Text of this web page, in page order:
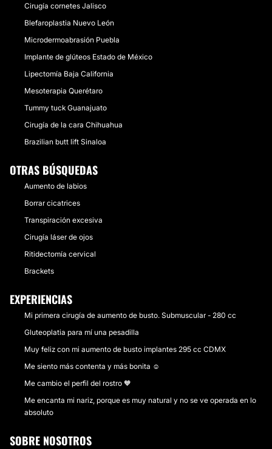
Cirugía cornetes Jalisco
Blefaroplastia Nuevo León
Microdermoabrasión Puebla
Implante de glúteos Estado de México
Lipectomía Baja California
Mesoterapia Querétaro
Tummy tuck Guanajuato
Cirugía de la cara Chihuahua
Brazilian butt lift Sinaloa
OTRAS BÚSQUEDAS
Aumento de labios
Borrar cicatrices
Transpiración excesiva
Cirugía láser de ojos
Ritidectomía cervical
Brackets
EXPERIENCIAS
Mi primera cirugía de aumento de busto. Submuscular - 280 cc
Gluteoplatia para mí una pesadilla
Muy feliz con mi aumento de busto implantes 295 cc CDMX
Me siento más contenta y más bonita ☺️
Me cambio el perfil del rostro 🧡
Me encanta mi nariz, porque es muy natural y no se ve operada en lo
absoluto
SOBRE NOSOTROS